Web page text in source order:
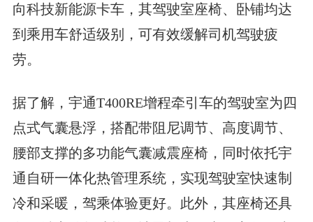
向科技新能源卡车，其驾驶室座椅、卧铺均达
到乘用车舒适级别，可有效缓解司机驾驶疲
劳。
据了解，宇通T400RE增程牵引车的驾驶室为四
点式气囊悬浮，搭配带阻尼调节、高度调节、
腰部支撑的多功能气囊减震座椅，同时依托宇
通自研一体化热管理系统，实现驾驶室快速制
冷和采暖，驾乘体验更好。此外，其座椅还具